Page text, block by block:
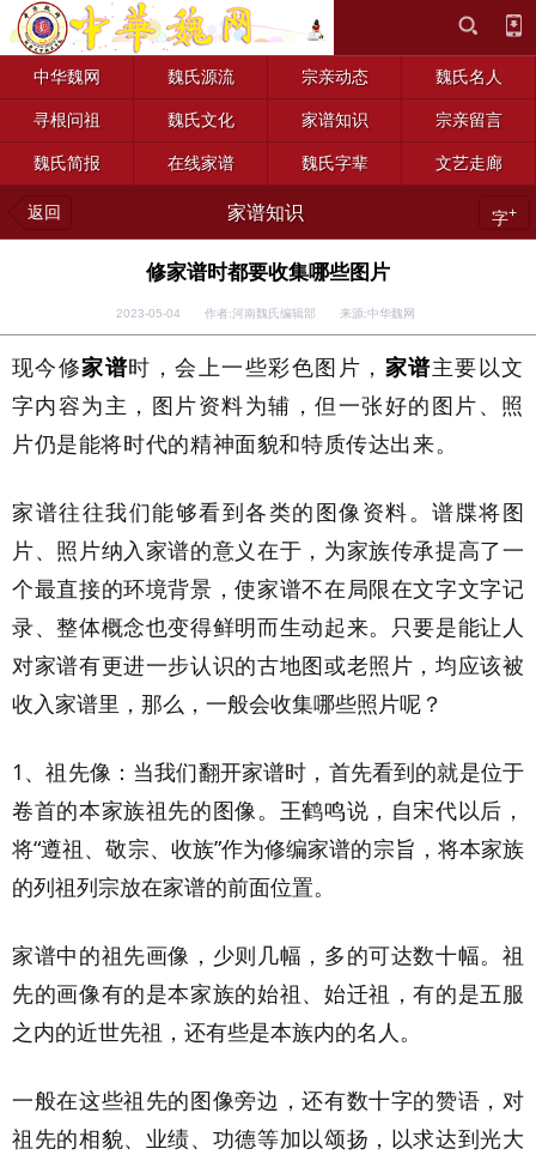
中华魏网 魏氏源流 宗亲动态 魏氏名人
寻根问祖 魏氏文化 家谱知识 宗亲留言
魏氏简报 在线家谱 魏氏字辈 文艺走廊
返回 家谱知识 字+
修家谱时都要收集哪些图片
2023-05-04 作者:河南魏氏编辑部 来源:中华魏网
现今修家谱时，会上一些彩色图片， 家谱主要以文
字内容为主，图片资料为辅，但一张好的图片、照
片仍是能将时代的精神面貌和特质传达出来。
家谱往往我们能够看到各类的图像资料。谱牒将图
片、照片纳入家谱的意义在于，为家族传承提高了一
个最直接的环境背景，使家谱不在局限在文字文字记
录、整体概念也变得鲜明而生动起来。只要是能让人
对家谱有更进一步认识的古地图或老照片，均应该被
收入家谱里，那么，一般会收集哪些照片呢？
1、祖先像：当我们翻开家谱时，首先看到的就是位于
卷首的本家族祖先的图像。王鹤鸣说，自宋代以后，
将“遵祖、敬宗、收族”作为修编家谱的宗旨，将本家族
的列祖列宗放在家谱的前面位置。
家谱中的祖先画像，少则几幅，多的可达数十幅。祖
先的画像有的是本家族的始祖、始迁祖，有的是五服
之内的近世先祖，还有些是本族内的名人。
一般在这些祖先的图像旁边，还有数十字的赞语，对
祖先的相貌、业绩、功德等加以颂扬，以求达到光大